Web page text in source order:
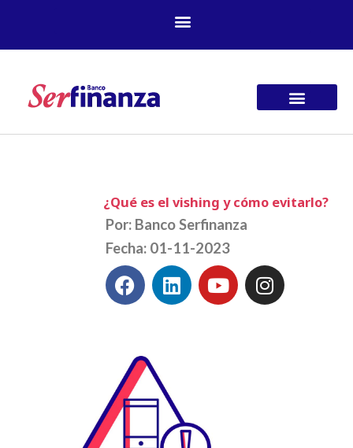
¿Qué es el vishing y cómo evitarlo?
Por: Banco Serfinanza
Fecha: 01-11-2023
F
e
b
o
o
k
L
d
i
n
Y I